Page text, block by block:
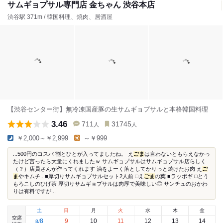
サムギョプサル専門店 金ちゃん 渋谷本店
渋谷駅 371m / 韓国料理、焼肉、居酒屋
【渋谷センター街】無冷凍国産豚の生サムギョプサルと本格韓国料理
3.46 711 人 31745 人
￥2,000～￥2,999 ～￥999
...500円のコスパ 割とひとが入ってましたね。 え ごまは言わないともらえなかっ
たけど言ったら大量にくれましたｗ サムギョプサルはサムギョプサル店らしく
（？）店員さんが作ってくれます 油をよーく落としてかりっと焼けたお肉 え ご
まやキムチ...■厚切りサムギョプサルセット2人前 □え ごまの葉 ■ラッポギ □とう
もろこしのひげ茶 厚切りサムギョプサルは肉厚で美味しい◎ サンチュのおかわ
りは有料ですが...
空席
土
8/8
日
9
月
10
火
11
水
12
木
13
金
14